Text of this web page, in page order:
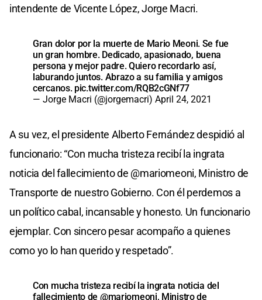
intendente de Vicente López, Jorge Macri.
Gran dolor por la muerte de Mario Meoni. Se fue
un gran hombre. Dedicado, apasionado, buena
persona y mejor padre. Quiero recordarlo así,
laburando juntos. Abrazo a su familia y amigos
cercanos. pic.twitter.com/RQB2cGNf77
— Jorge Macri (@jorgemacri) April 24, 2021
A su vez, el presidente Alberto Fernández despidió al
funcionario: “Con mucha tristeza recibí la ingrata
noticia del fallecimiento de @mariomeoni, Ministro de
Transporte de nuestro Gobierno. Con él perdemos a
un político cabal, incansable y honesto. Un funcionario
ejemplar. Con sincero pesar acompaño a quienes
como yo lo han querido y respetado”.
Con mucha tristeza recibí la ingrata noticia del
fallecimiento de @mariomeoni, Ministro de